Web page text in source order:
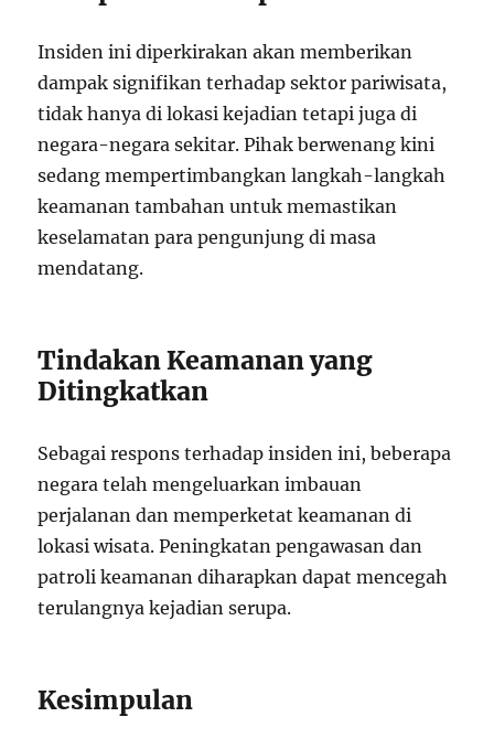
Insiden ini diperkirakan akan memberikan
dampak signifikan terhadap sektor pariwisata,
tidak hanya di lokasi kejadian tetapi juga di
negara-negara sekitar. Pihak berwenang kini
sedang mempertimbangkan langkah-langkah
keamanan tambahan untuk memastikan
keselamatan para pengunjung di masa
mendatang.
Tindakan Keamanan yang
Ditingkatkan
Sebagai respons terhadap insiden ini, beberapa
negara telah mengeluarkan imbauan
perjalanan dan memperketat keamanan di
lokasi wisata. Peningkatan pengawasan dan
patroli keamanan diharapkan dapat mencegah
terulangnya kejadian serupa.
Kesimpulan